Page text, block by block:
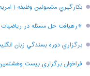
بکارگيري مشمولين وظيفه ( امريه
⚜رهیافت حل مسئله در
برگزاري دوره بسندگي زبان
فراخوان برگزاری بيست